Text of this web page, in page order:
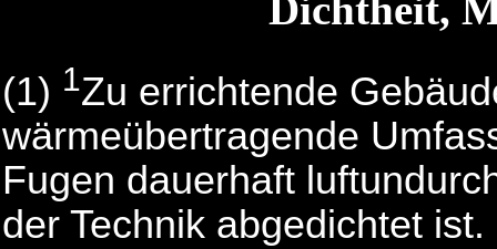
Dichtheit,
(1) 1Zu errichtende
wärmeübertragende
Fugen dauerhaft
der Technik abgedichtet ist.